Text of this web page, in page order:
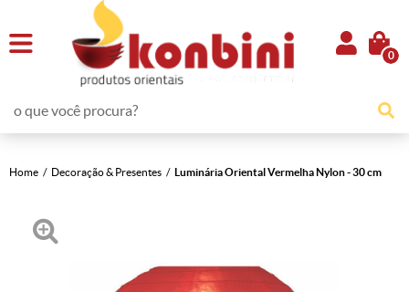
0
Home Decoração & Presentes Luminária Oriental Vermelha Nylon - 30 cm